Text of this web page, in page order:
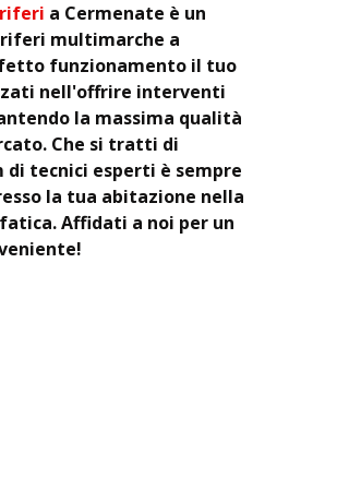
a Cermenate è un
multimarche a
funzionamento il tuo
nell'offrire interventi
la massima qualità
Che si tratti di
tecnici esperti è sempre
la tua abitazione nella
Affidati a noi per un